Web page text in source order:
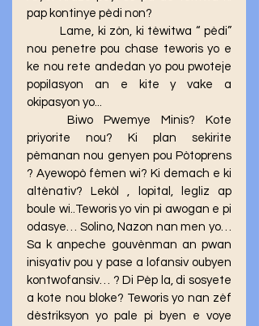
pap kontinye pèdi non?
	Lame, ki zòn, ki tèwitwa “ pèdi”
nou penetre pou chase teworis yo e
ke nou rete andedan yo pou pwoteje
popilasyon an e kite y vake a
okipasyon yo...
priyorite nou? Ki plan sekirite
pèmanan nou genyen pou Pòtoprens
? Ayewopò fèmen wi? Ki demach e ki
altènativ? Lekòl , lopital, legliz ap
boule wi..Teworis yo vin pi awogan e pi
odasye… Solino, Nazon nan men yo…
Sa k anpeche gouvènman an pwan
inisyativ pou y pase a lofansiv oubyen
kontwofansiv… ? Di Pèp la, di sosyete
a kote nou bloke? Teworis yo nan zèf
dèstriksyon yo pale pi byen e voye